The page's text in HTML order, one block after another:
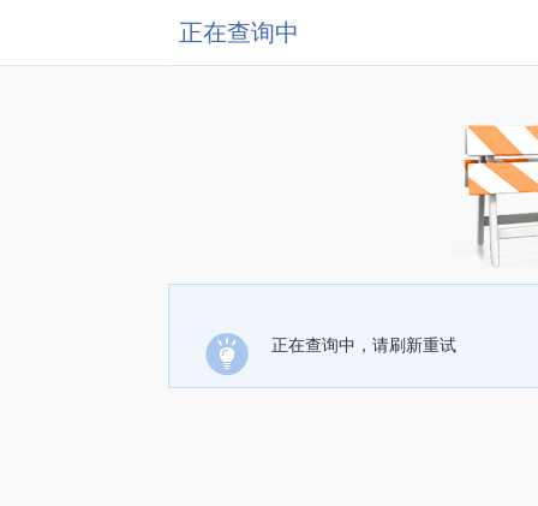
正在查询中
正在查询中，请刷新重试